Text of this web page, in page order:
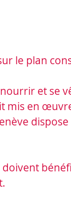
le plan
et se
mis en